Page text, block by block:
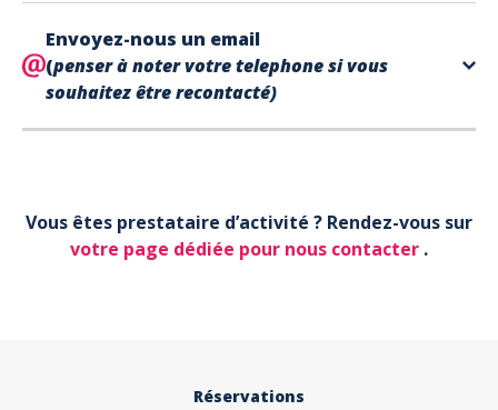
trouve directement sur votre billet,
dans la partie contact.
Envoyez-nous un email
(penser à noter votre telephone si vous
souhaitez être recontacté)
Votre email*
Vous êtes prestataire d’activité ? Rendez-vous sur
votre page dédiée pour nous contacter .
Réservations